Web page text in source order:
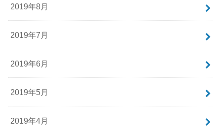
2019年8月
2019年7月
2019年6月
2019年5月
2019年4月